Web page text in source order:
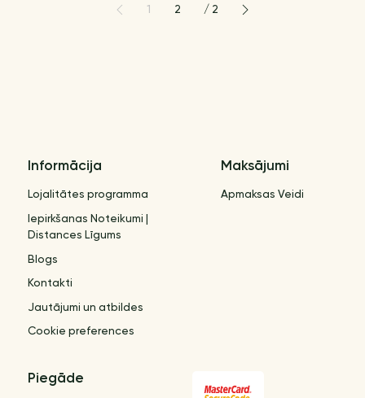
1 2 / 2
Informācija
Lojalitātes programma
Iepirkšanas Noteikumi |
Distances Līgums
Blogs
Kontakti
Jautājumi un atbildes
Cookie preferences
Maksājumi
Apmaksas Veidi
Piegāde